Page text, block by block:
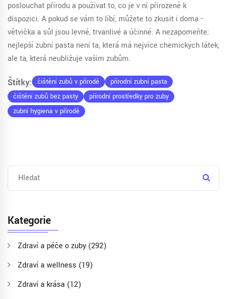
poslouchat přírodu a používat to, co je v ní přirozeně k
dispozici. A pokud se vám to líbí, můžete to zkusit i doma -
větvička a sůl jsou levné, trvanlivé a účinné. A nezapomeňte:
nejlepší zubní pasta není ta, která má nejvíce chemických látek,
ale ta, která neubližuje vašim zubům.
Štítky: čištění zubů v přírodě
přírodní zubní pasta
čištění zubů bez pasty
přírodní prostředky pro zuby
zubní hygiena v přírodě
Kategorie
Zdraví a péče o zuby (292)
Zdraví a wellness (19)
Zdraví a krása (12)